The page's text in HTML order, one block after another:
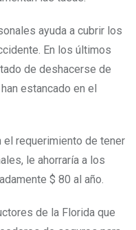
ayuda a cubrir los
En los últimos
de deshacerse de
estancado en el
el requerimiento de tener
le ahorraría a los
$ 80 al año.
de la Florida que